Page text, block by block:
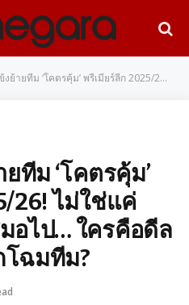
’ พรีเมียร์ลีก 2025/26! ไม่ใช่แค่ราคาแพงก็ปังเสมอไป… ใครคือดีลเซอร์ไพรส์ที่พลิกโฉมทีม?
ทีม ‘โคตรคุ้ม’
26! ไม่ใช่แค่
อไป… ใครคือดีล
โฉมทีม?